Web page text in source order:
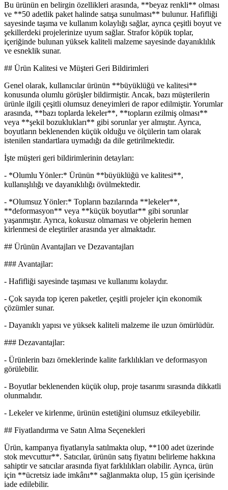
Bu ürünün en belirgin özellikleri arasında, **beyaz renkli** olması
ve **50 adetlik paket halinde satışa sunulması** bulunur. Hafifliği
sayesinde taşıma ve kullanım kolaylığı sağlar, ayrıca çeşitli boyut ve
şekillerdeki projelerinize uyum sağlar. Strafor köpük toplar,
içeriğinde bulunan yüksek kaliteli malzeme sayesinde dayanıklılık
ve esneklik sunar.
## Ürün Kalitesi ve Müşteri Geri Bildirimleri
Genel olarak, kullanıcılar ürünün **büyüklüğü ve kalitesi**
konusunda olumlu görüşler bildirmiştir. Ancak, bazı müşterilerin
ürünle ilgili çeşitli olumsuz deneyimleri de rapor edilmiştir. Yorumlar
arasında, **bazı toplarda lekeler**, **topların ezilmiş olması**
veya **şekil bozuklukları** gibi sorunlar yer almıştır. Ayrıca,
boyutların beklenenden küçük olduğu ve ölçülerin tam olarak
istenilen standartlara uymadığı da dile getirilmektedir.
İşte müşteri geri bildirimlerinin detayları:
- *Olumlu Yönler:* Ürünün **büyüklüğü ve kalitesi**,
kullanışlılığı ve dayanıklılığı övülmektedir.
- *Olumsuz Yönler:* Topların bazılarında **lekeler**,
**deformasyon** veya **küçük boyutlar** gibi sorunlar
yaşanmıştır. Ayrıca, kokusuz olmaması ve objelerin hemen
kirlenmesi de eleştiriler arasında yer almaktadır.
## Ürünün Avantajları ve Dezavantajları
### Avantajlar:
- Hafifliği sayesinde taşıması ve kullanımı kolaydır.
- Çok sayıda top içeren paketler, çeşitli projeler için ekonomik
çözümler sunar.
- Dayanıklı yapısı ve yüksek kaliteli malzeme ile uzun ömürlüdür.
### Dezavantajlar:
- Ürünlerin bazı örneklerinde kalite farklılıkları ve deformasyon
görülebilir.
- Boyutlar beklenenden küçük olup, proje tasarımı sırasında dikkatli
olunmalıdır.
- Lekeler ve kirlenme, ürünün estetiğini olumsuz etkileyebilir.
## Fiyatlandırma ve Satın Alma Seçenekleri
Ürün, kampanya fiyatlarıyla satılmakta olup, **100 adet üzerinde
stok mevcuttur**. Satıcılar, ürünün satış fiyatını belirleme hakkına
sahiptir ve satıcılar arasında fiyat farklılıkları olabilir. Ayrıca, ürün
için **ücretsiz iade imkânı** sağlanmakta olup, 15 gün içerisinde
iade edilebilir.